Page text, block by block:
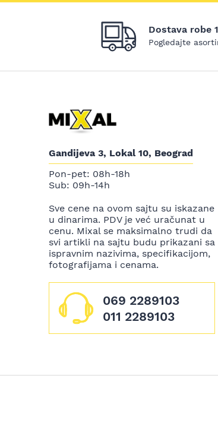
Dostava robe
Pogledajte
Gandijeva 3, Lokal 10, Beograd
Pon-pet: 08h-18h
Sub: 09h-14h
Sve cene na ovom sajtu su iskazane
u dinarima. PDV je već uračunat u
cenu. Mixal se maksimalno trudi da
svi artikli na sajtu budu prikazani sa
ispravnim nazivima, specifikacijom,
fotografijama i cenama.
069 2289103
011 2289103